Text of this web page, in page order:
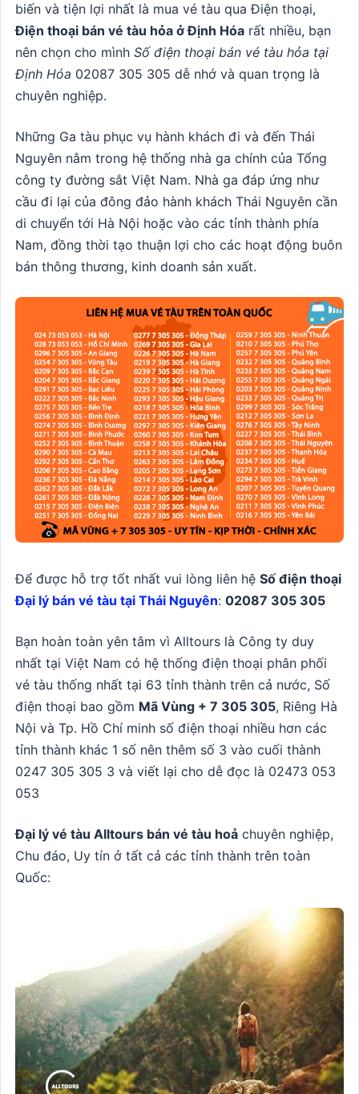
biến và tiện lợi nhất là mua vé tàu qua Điện thoại,
Điện thoại bán vé tàu hỏa ở Định Hóa rất nhiều, bạn
nên chọn cho mình Số điện thoại bán vé tàu hỏa tại
Định Hóa 02087 305 305 dễ nhớ và quan trọng là
chuyên nghiệp.
Những Ga tàu phục vụ hành khách đi và đến Thái
Nguyên nằm trong hệ thống nhà ga chính của Tổng
công ty đường sắt Việt Nam. Nhà ga đáp ứng như
cầu đi lại của đông đảo hành khách Thái Nguyên cần
di chuyển tới Hà Nội hoặc vào các tỉnh thành phía
Nam, đồng thời tạo thuận lợi cho các hoạt động buôn
bán thông thương, kinh doanh sản xuất.
Để được hỗ trợ tốt nhất vui lòng liên hệ Số điện thoại
Đại lý bán vé tàu tại Thái Nguyên: 02087 305 305
Bạn hoàn toàn yên tâm vì Alltours là Công ty duy
nhất tại Việt Nam có hệ thống điện thoại phân phối
vé tàu thống nhất tại 63 tỉnh thành trên cả nước, Số
điện thoại bao gồm Mã Vùng + 7 305 305, Riêng Hà
Nội và Tp. Hồ Chí minh số điện thoại nhiều hơn các
tỉnh thành khác 1 số nên thêm số 3 vào cuối thành
0247 305 305 3 và viết lại cho dễ đọc là 02473 053
053
Đại lý vé tàu Alltours bán vé tàu hoả chuyên nghiệp,
Chu đáo, Uy tín ở tất cả các tỉnh thành trên toàn
Quốc: